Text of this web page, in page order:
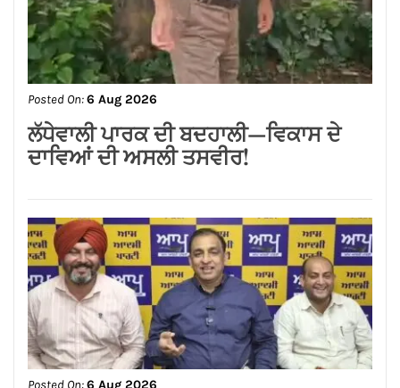
ਬਿਜਲੀ ਬਿੱਲ ਮੁਆਫ਼ ਕਰਕੇ ਪੰਜਾਬ ਸਰਕਾਰ ਨੇ
ਗਊਸ਼ਲਾਵਾਂ ਨੂੰ ਵੱਡੀ ਰਾਹਤ ਦਿੱਤੀ : ਕੀਮਤੀ
ਭਗਤ
Posted On:6 Aug 2026
ਸ਼੍*ਰੀ ਕਸ਼ਟ ਨਿਵਾਰਣ ਬਾਲਾਜੀ ਮੰਦਰ, ਬਾਜ਼ਾਰ
ਸ਼ੇਖਾਂ, ਜਲੰਧਰ ਕਮੇਟੀ ਨੇ ਭਾਜਪਾ ਪੰਜਾਬ ਦੇ
ਨਵਨਿਯੁਕਤ ਪ੍ਰਦੇਸ਼ ਉਪ-ਪ੍ਰਧਾਨ ਸੁਸ਼ੀਲ